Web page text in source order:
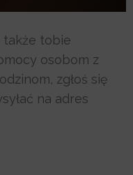
także tobie
osobom z
zgłoś się
na adres